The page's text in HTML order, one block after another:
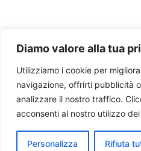
Diamo valore alla tua
Utilizziamo i cookie per
navigazione, offrirti pubblicità
analizzare il nostro traffico.
acconsenti al nostro utilizzo
Personalizza Rifiuta